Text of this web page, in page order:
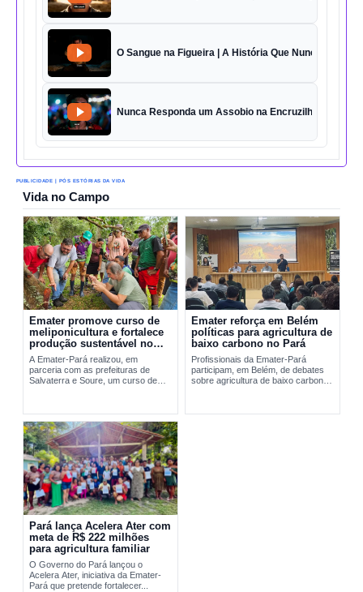
O Sangue na Figueira | A História Que Nunca Foi
Nunca Responda um Assobio na Encruzilhada | O
PUBLICIDADE | PÓS ESTÓRIAS DA VIDA
Vida no Campo
Emater promove curso de
meliponicultura e fortalece
produção sustentável no
Marajó
A Emater-Pará realizou, em
parceria com as prefeituras de
Salvaterra e Soure, um curso de
sustentável de...
Emater reforça em Belém
políticas para agricultura de
baixo carbono no Pará
Profissionais da Emater-Pará
participam, em Belém, de debates
sobre agricultura de baixo carbono
Pará lança Acelera Ater com
meta de R$ 222 milhões
para agricultura familiar
O Governo do Pará lançou o
Acelera Ater, iniciativa da Emater-
Pará que pretende fortalecer...